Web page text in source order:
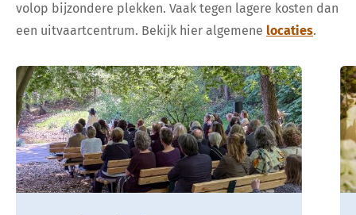
volop bijzondere plekken. Vaak tegen lagere kosten dan
een uitvaartcentrum. Bekijk hier algemene locaties.